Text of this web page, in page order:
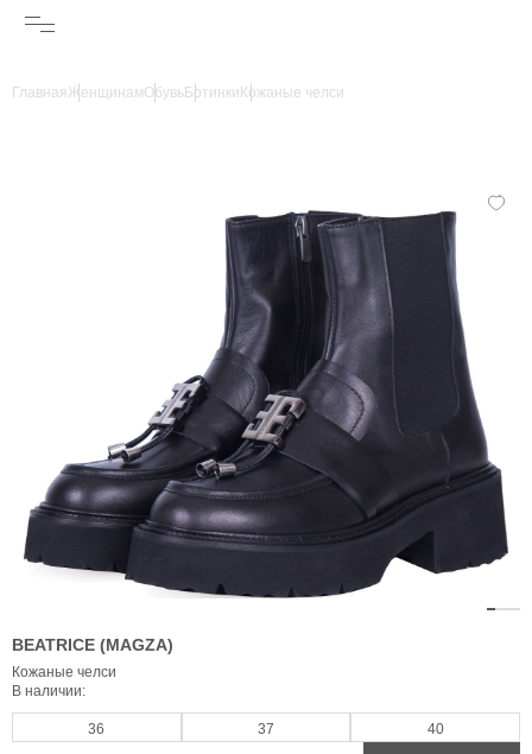
ГлавнаяЖенщинамОбувьБотинки Кожаные челси
BEATRICE (MAGZA)
Кожаные челси
В наличии:
36 37 40